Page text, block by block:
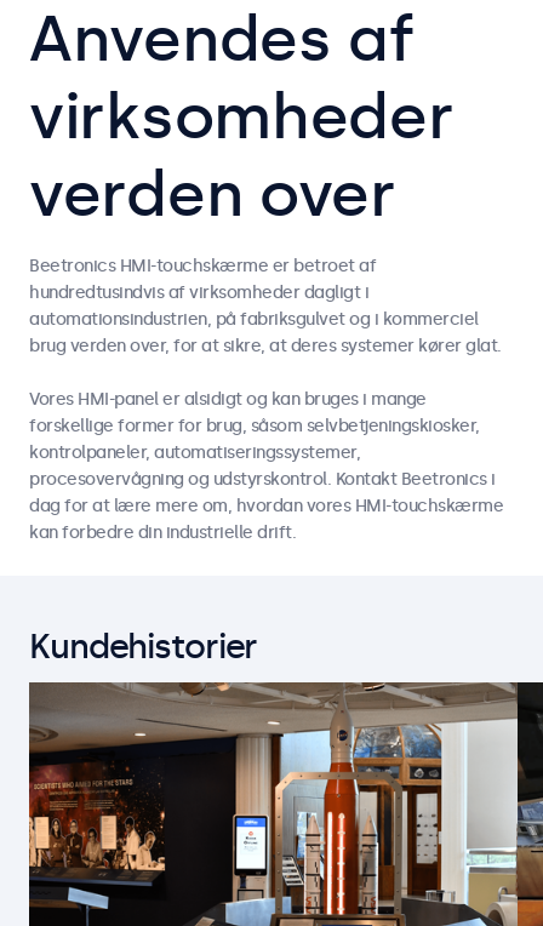
Anvendes af
virksomheder
verden over
Beetronics HMI-touchskærme er betroet af
hundredtusindvis af virksomheder dagligt i
automationsindustrien, på fabriksgulvet og i kommerciel
brug verden over, for at sikre, at deres systemer kører glat.
Vores HMI-panel er alsidigt og kan bruges i mange
forskellige former for brug, såsom selvbetjeningskiosker,
kontrolpaneler, automatiseringssystemer,
procesovervågning og udstyrskontrol. Kontakt Beetronics i
dag for at lære mere om, hvordan vores HMI-touchskærme
kan forbedre din industrielle drift.
Kundehistorier